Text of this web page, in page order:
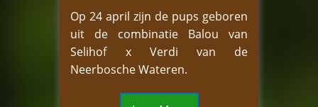
Op 24 april zijn de pups geboren
uit de combinatie Balou van
Selihof x Verdi van de
Neerbosche Wateren.